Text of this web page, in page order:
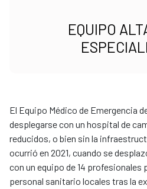
EQUIPO
El Equipo Médico de Emergencia
desplegarse con un hospital de
reducidos, o bien sin la
ocurrió en 2021, cuando se
con un equipo de 14 profesionales
personal sanitario locales tras la